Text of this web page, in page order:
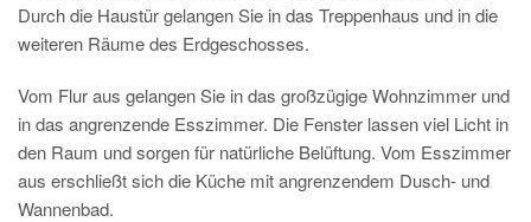
Durch die Haustür gelangen Sie in das Treppenhaus und in die
weiteren Räume des Erdgeschosses.
Vom Flur aus gelangen Sie in das großzügige Wohnzimmer und
in das angrenzende Esszimmer. Die Fenster lassen viel Licht in
den Raum und sorgen für natürliche Belüftung. Vom Esszimmer
aus erschließt sich die Küche mit angrenzendem Dusch- und
Wannenbad.